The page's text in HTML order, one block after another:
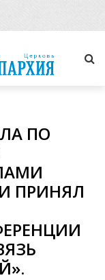
ПО
ПРИНЯЛ